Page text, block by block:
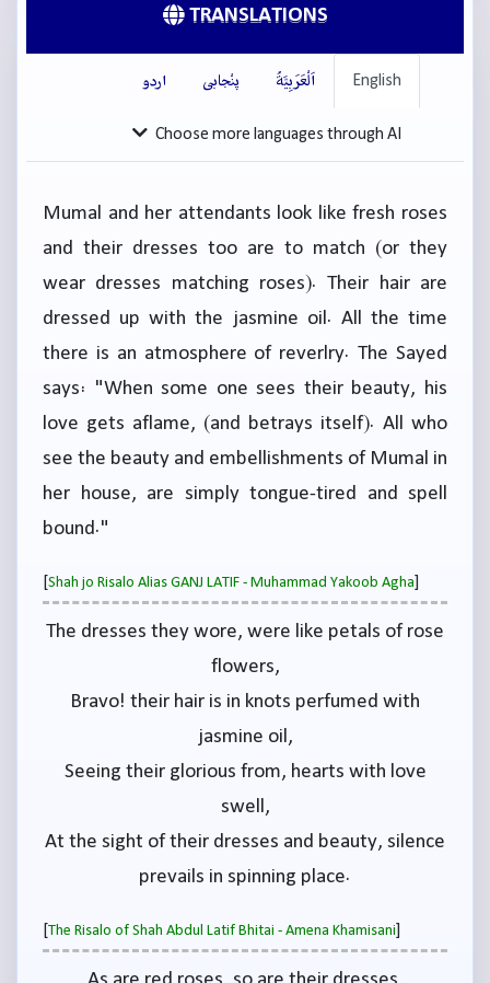
TRANSLATIONS
English اَلْعَرَبِيَّةُ پنْجابی اردو
Choose more languages through AI
Mumal and her attendants look like fresh roses
and their dresses too are to match (or they
wear dresses matching roses). Their hair are
dressed up with the jasmine oil. All the time
there is an atmosphere of reverlry. The Sayed
says: "When some one sees their beauty, his
love gets aflame, (and betrays itself). All who
see the beauty and embellishments of Mumal in
her house, are simply tongue-tired and spell
bound."
[Shah jo Risalo Alias GANJ LATIF - Muhammad Yakoob Agha
The dresses they wore, were like petals of rose
flowers,
Bravo! their hair is in knots perfumed with
jasmine oil,
Seeing their glorious from, hearts with love
swell,
At the sight of their dresses and beauty, silence
prevails in spinning place.
[The Risalo of Shah Abdul Latif Bhitai - Amena Khamisani